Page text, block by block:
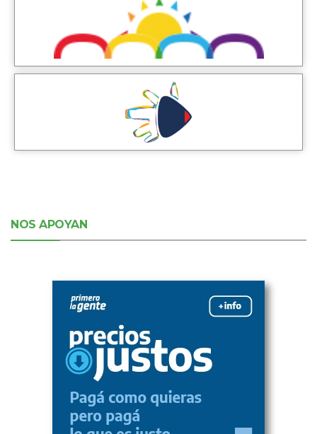
NOS APOYAN